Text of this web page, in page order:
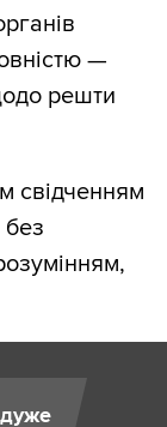
—
решти
свідченням
без